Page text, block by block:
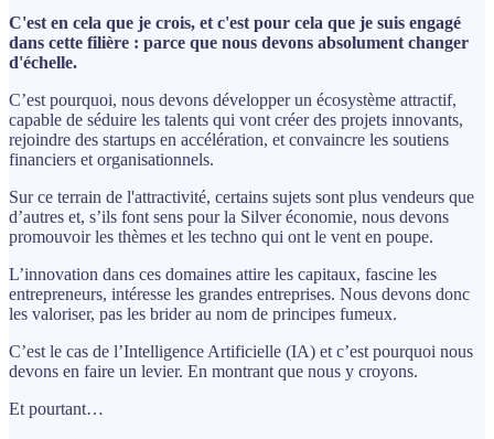
C'est en cela que je crois, et c'est pour cela que je suis engagé
dans cette filière : parce que nous devons absolument changer
d'échelle.
C’est pourquoi, nous devons développer un écosystème attractif,
capable de séduire les talents qui vont créer des projets innovants,
rejoindre des startups en accélération, et convaincre les soutiens
financiers et organisationnels.
Sur ce terrain de l'attractivité, certains sujets sont plus vendeurs que
d’autres et, s’ils font sens pour la Silver économie, nous devons
promouvoir les thèmes et les techno qui ont le vent en poupe.
L’innovation dans ces domaines attire les capitaux, fascine les
entrepreneurs, intéresse les grandes entreprises. Nous devons donc
les valoriser, pas les brider au nom de principes fumeux.
C’est le cas de l’Intelligence Artificielle (IA) et c’est pourquoi nous
devons en faire un levier. En montrant que nous y croyons.
Et pourtant…